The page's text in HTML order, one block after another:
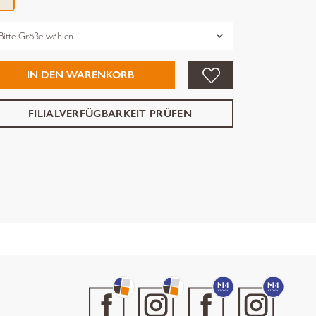
IN DEN WARENKORB
FILIALVERFÜGBARKEIT PRÜFEN